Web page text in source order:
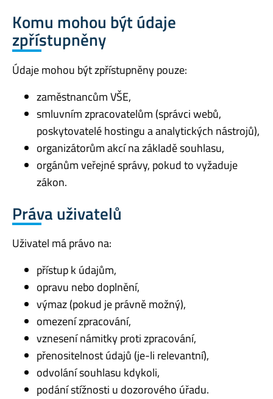
Komu mohou být údaje
zpřístupněny
Údaje mohou být zpřístupněny pouze:
zaměstnancům VŠE,
smluvním zpracovatelům (správci webů,
poskytovatelé hostingu a analytických nástrojů),
organizátorům akcí na základě souhlasu,
orgánům veřejné správy, pokud to vyžaduje
zákon.
Práva uživatelů
Uživatel má právo na:
přístup k údajům,
opravu nebo doplnění,
výmaz (pokud je právně možný),
omezení zpracování,
vznesení námitky proti zpracování,
přenositelnost údajů (je-li relevantní),
odvolání souhlasu kdykoli,
podání stížnosti u dozorového úřadu.